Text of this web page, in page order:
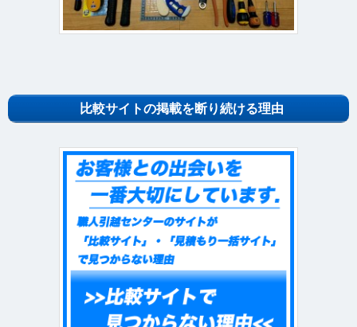
比較サイトの掲載を断り続ける理由